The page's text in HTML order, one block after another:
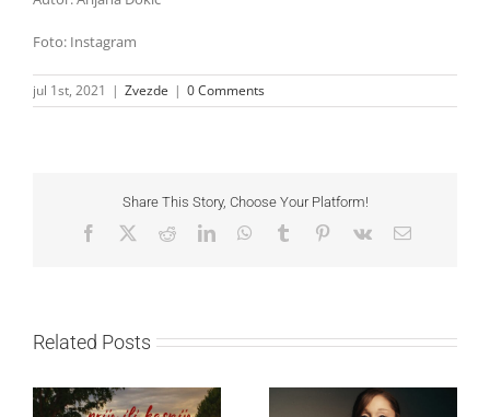
Foto: Instagram
jul 1st, 2021 | Zvezde | 0 Comments
Share This Story, Choose Your Platform!
Facebook RedditLinkedInWhatsApp
Tumblr Pinterest
Vk Email
Related Posts